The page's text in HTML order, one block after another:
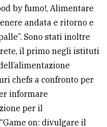
by fumo!, Alimentare
andata e ritorno e
Sono stati inoltre
il primo negli istituti
chefs a confronto per
informare
per il
on: divulgare il